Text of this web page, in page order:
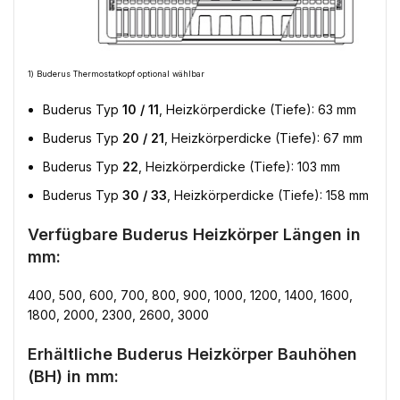
1) Buderus Thermostatkopf optional wählbar
Buderus Typ 10 / 11 , Heizkörperdicke (Tiefe): 63 mm
Buderus Typ 20 / 21 , Heizkörperdicke (Tiefe): 67 mm
Buderus Typ 22 , Heizkörperdicke (Tiefe): 103 mm
Buderus Typ 30 / 33 , Heizkörperdicke (Tiefe): 158 mm
Verfügbare Buderus Heizkörper Längen in
mm:
400, 500, 600, 700, 800, 900, 1000, 1200, 1400, 1600,
1800, 2000, 2300, 2600, 3000
Erhältliche Buderus Heizkörper Bauhöhen
(BH) in mm: